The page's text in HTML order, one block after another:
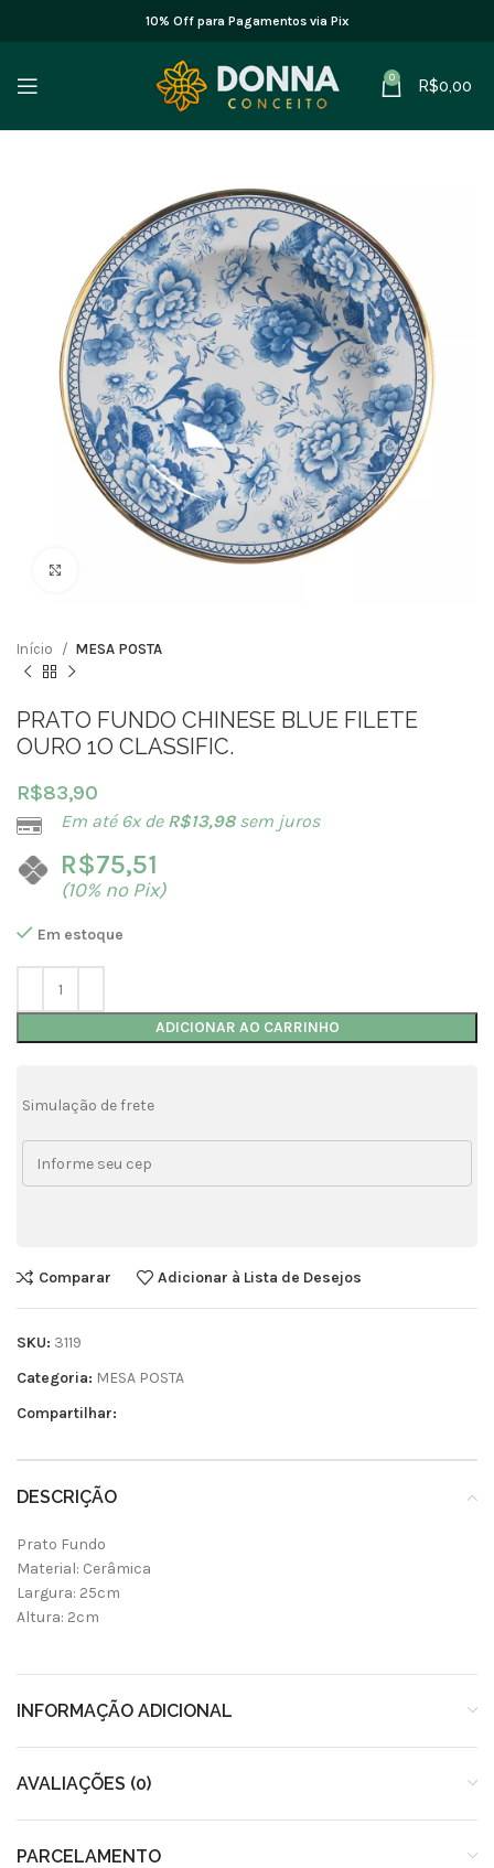
10% Off para Pagamentos via Pix
0 R$0,00
Início MESA POSTA
PRATO FUNDO CHINESE BLUE FILETE
OURO 1O CLASSIFIC.
R$83,90
Em até 6x de R$13,98sem juros
R$75,51
(10% no Pix)
Em estoque
ADICIONAR AO CARRINHO
Simulação de frete
Comparar Adicionar à Lista de Desejos
SKU: 3119
Categoria: MESA POSTA
Compartilhar:
DESCRIÇÃO
Prato Fundo
Material: Cerâmica
Largura: 25cm
Altura: 2cm
INFORMAÇÃO ADICIONAL
AVALIAÇÕES (0)
PARCELAMENTO